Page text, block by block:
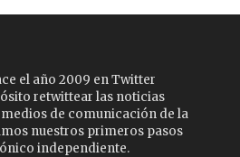
el año 2009 en Twitter
retwittear las noticias
de comunicación de la
nuestros primeros pasos
independiente.